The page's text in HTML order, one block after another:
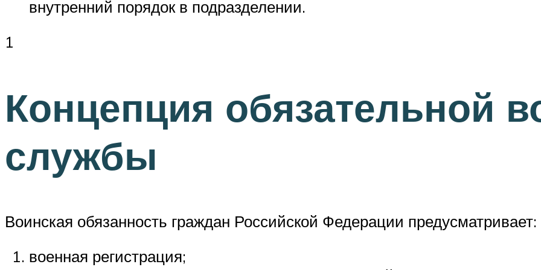
внутренний порядок в подразделении.
1
Концепция обязательной
службы
Воинская обязанность граждан Российской Федерации предусматривает:
военная регистрация;